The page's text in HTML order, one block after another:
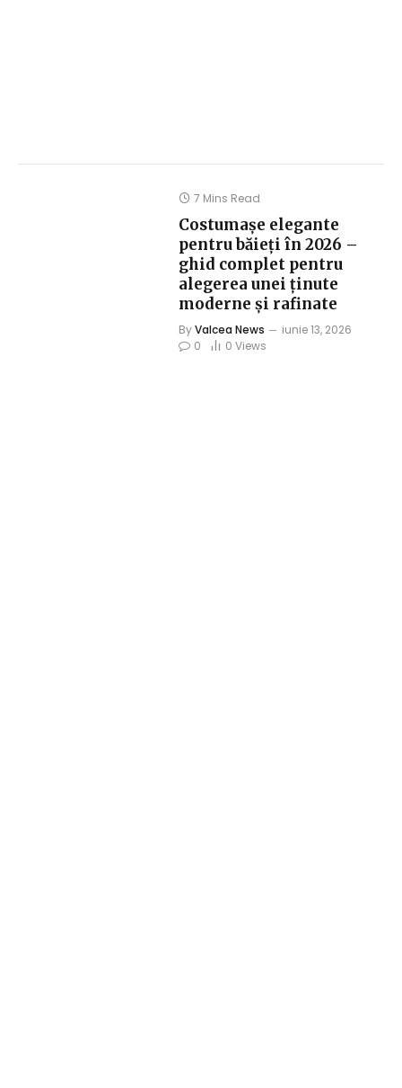
7 Mins Read
Costumașe elegante
pentru băieți în 2026 –
ghid complet pentru
alegerea unei ținute
moderne și rafinate
ByValcea News
iunie 13, 2026
0
0Views